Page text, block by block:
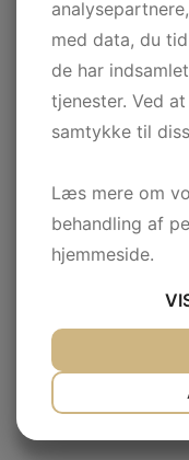
med data, du
de har
tjenester. Ved
samtykke til
Læs mere om
behandling af
hjemmeside.